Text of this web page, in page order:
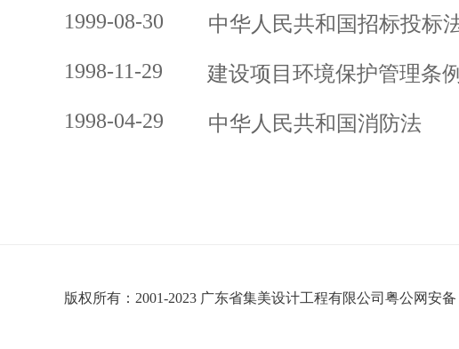
1999-08-30 中华人民共和国招标投标
1998-11-29 建设项目环境保护管理条例
1998-04-29 中华人民共和国消防法
版权所有：2001-2023 广东省集美设计工程有限公司粤公网安备